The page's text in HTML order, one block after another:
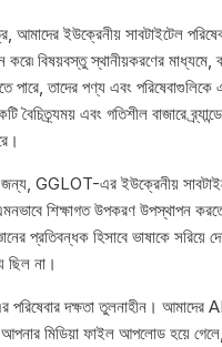
আমাদের ইউক্রেনীয় সাবটাইটেল
করে৷ বিষয়বস্তু স্থানীয়করণের
পারে, তাদের পণ্য এবং
বৈচিত্র্যময় এবং গতিশীল বাজারে
জন্য, GGLOT-এর ইউক্রেনীয়
এমনভাবে শিক্ষাগত উপকরণ উপস্থাপন
প্রতিবন্ধক হিসাবে ভাষাকে সরিয়ে
ছিল না।
দক্ষতা তুলনাহীন। আমাদের
মিডিয়া ফাইল আপলোড হয়ে